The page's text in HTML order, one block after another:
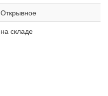
Открывное
на складе